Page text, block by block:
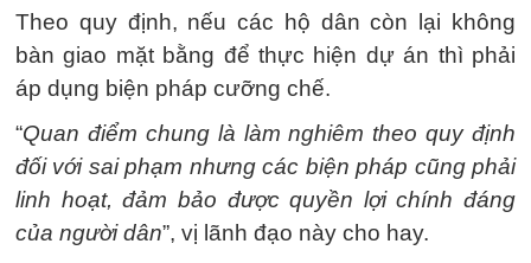
Theo quy định, nếu các hộ dân còn lại không
bàn giao mặt bằng để thực hiện dự án thì phải
áp dụng biện pháp cưỡng chế.
“Quan điểm chung là làm nghiêm theo quy định
đối với sai phạm nhưng các biện pháp cũng phải
linh hoạt, đảm bảo được quyền lợi chính đáng
của người dân”, vị lãnh đạo này cho hay.